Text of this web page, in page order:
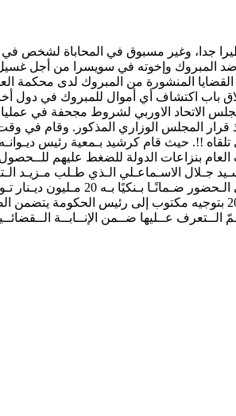
جدا، وغير مسبوق في المحاباة لشخص في
ضد المبروك وإخوته في سويسرا من أجل
القضايا المنشورة من المبروك لدى
باب اكتشاف أي أموال للمبروك في دول
الاتحاد الاوربي لشروط مجحفة في عمليات
قرار المجلس الوزاري المذكور. وقام في
العام بنزاعات الدولة للضغط عليهم
جـلال الاسـماعـلي الـذي طـلب مـزيـد
الـموجـودة بفرنسا (رغم ثبوت توفر المعني بالأمر على موجودات في لكسمبورغ وجزر جرزي على الأقل).
ثم قام يوم 22 جانفي 2018 بتوجيه مكتوب إلى
الــتعرف عــليها ضــمن الإنــابــة